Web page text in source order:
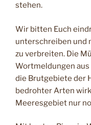
stehen.
Wir bitten Euch
unterschreiben und
zu verbreiten. Die
Wortmeldungen
die Brutgebiete der
bedrohter Arten
Meeresgebiet nur